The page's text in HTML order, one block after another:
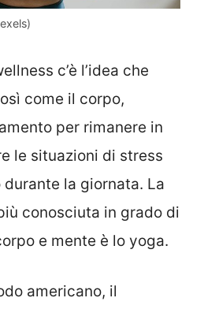
c’è l’idea che
come il corpo,
per rimanere in
le situazioni di stress
la giornata. La
conosciuta in grado di
e mente è lo yoga.
americano, il